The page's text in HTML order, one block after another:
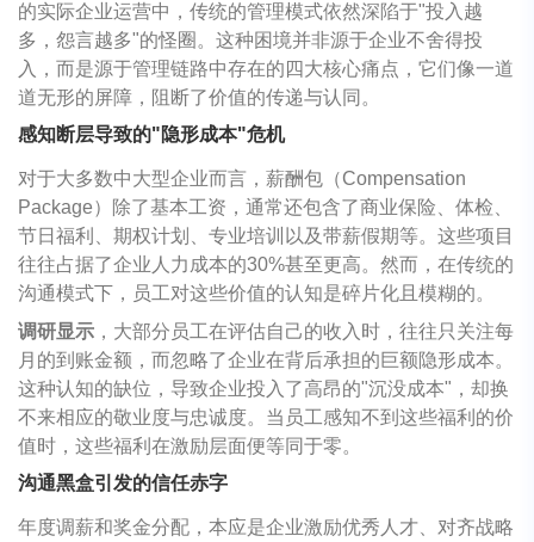
的实际企业运营中，传统的管理模式依然深陷于"投入越
多，怨言越多"的怪圈。这种困境并非源于企业不舍得投
入，而是源于管理链路中存在的四大核心痛点，它们像一道
道无形的屏障，阻断了价值的传递与认同。
感知断层导致的"隐形成本"危机
对于大多数中大型企业而言，薪酬包（Compensation
Package）除了基本工资，通常还包含了商业保险、体检、
节日福利、期权计划、专业培训以及带薪假期等。这些项目
往往占据了企业人力成本的30%甚至更高。然而，在传统的
沟通模式下，员工对这些价值的认知是碎片化且模糊的。
调研显示 ，大部分员工在评估自己的收入时，往往只关注每
月的到账金额，而忽略了企业在背后承担的巨额隐形成本。
这种认知的缺位，导致企业投入了高昂的"沉没成本"，却换
不来相应的敬业度与忠诚度。当员工感知不到这些福利的价
值时，这些福利在激励层面便等同于零。
沟通黑盒引发的信任赤字
年度调薪和奖金分配，本应是企业激励优秀人才、对齐战略